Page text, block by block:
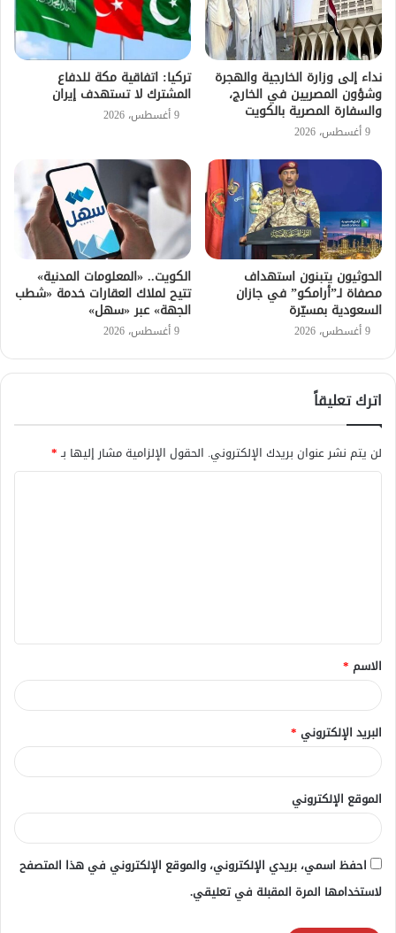
نداء إلى وزارة الخارجية والهجرة
وشؤون المصريين في الخارج،
والسفارة المصرية بالكويت
9 أغسطس، 2026
تركيا: اتفاقية مكة للدفاع
المشترك لا تستهدف إيران
9 أغسطس، 2026
الحوثيون يتبنون استهداف
مصفاة لـ”أرامكو” في جازان
السعودية بمسيّرة
9 أغسطس، 2026
الكويت.. «المعلومات المدنية»
تتيح لملاك العقارات خدمة «شطب
الجهة» عبر «سهل»
9 أغسطس، 2026
اترك تعليقاً
لن يتم نشر عنوان بريدك الإلكتروني. الحقول الإلزامية مشار إليها بـ*
ق
*
الاسم *
البريد الإلكتروني *
الموقع الإلكتروني
احفظ اسمي، بريدي الإلكتروني، والموقع الإلكتروني في هذا المتصفح
لاستخدامها المرة المقبلة في تعليقي.